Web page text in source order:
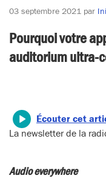
03 septembre 2021 par
Pourquoi votre
auditorium ultra-
Écouter cet
La newsletter de la
Audio everywhere